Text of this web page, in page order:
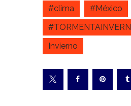
#clima
#México
Invierno